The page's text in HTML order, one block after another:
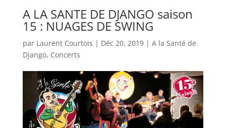
A LA SANTE DE DJANGO saison
15 : NUAGES DE SWING
par Laurent Courtois | Déc 20, 2019| A la Santé de
Django, Concerts